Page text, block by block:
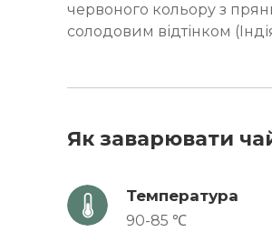
червоного кольору з
солодовим відтінком
Як заварювати
Температура
90-85 ℃